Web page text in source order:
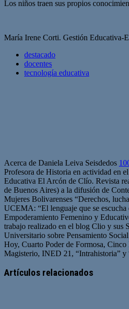
Los niños traen sus propios
María Irene Corti. Gestión Educativa-
destacado
docentes
tecnología educativa
Acerca de Daniela Leiva Seisdedos
Profesora de Historia en actividad en
Educativa El Arcón de Clío. Revista
de Buenos Aires) a la difusión de
Mujeres Bolivarenses “Derechos,
UCEMA: “El lenguaje que se
Empoderamiento Femenino y
trabajo realizado en el blog Clio y sus
Universitario sobre Pensamiento
Hoy, Cuarto Poder de Formosa,
Magisterio, INED 21, “Intrahistoria” y
web
Artículos relacionados